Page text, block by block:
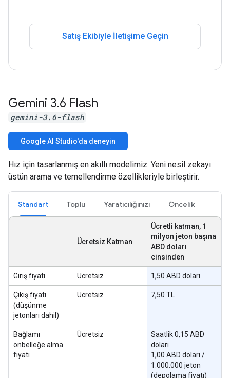
Satış Ekibiyle İletişime Geçin
Gemini 3.6 Flash
gemini-3.6-flash
Google AI Studio'da deneyin
Hız için tasarlanmış en akıllı modelimiz. Yeni nesil zekayı
üstün arama ve temellendirme özellikleriyle birleştirir.
Standart Toplu Yaratıcılığınızı Öncelik
Ücretsiz Katman
Ücretli katman, 1
milyon jeton başına
ABD doları
cinsinden
Giriş fiyatı Ücretsiz 1,50 ABD doları
Çıkış fiyatı
(düşünme
jetonları dahil)
Ücretsiz 7,50 TL
Bağlamı
önbelleğe alma
fiyatı
Ücretsiz
Saatlik 0,15 ABD
doları
1,00 ABD doları /
1.000.000 jeton
(depolama fiyatı)